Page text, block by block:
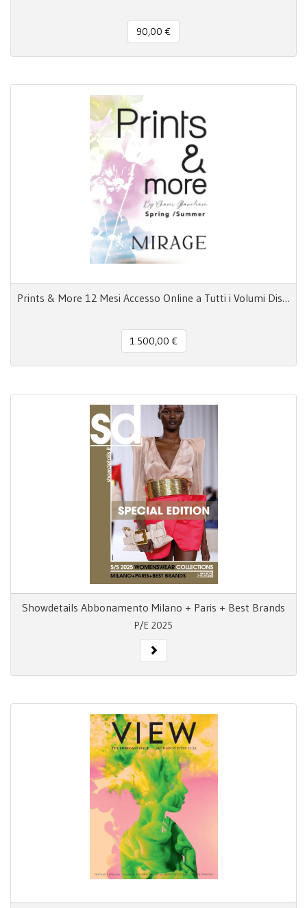
90,00 €
Prints & More 12 Mesi Accesso Online a Tutti i Volumi Disponibili
1.500,00 €
Showdetails Abbonamento Milano + Paris + Best Brands
P/E 2025